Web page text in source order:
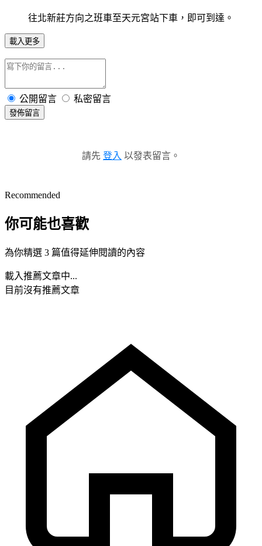
往北新莊方向之班車至天元宮站下車，即可到達。
載入更多
公開留言 私密留言
發佈留言
請先 登入 以發表留言。
Recommended
你可能也喜歡
為你精選 3 篇值得延伸閱讀的內容
載入推薦文章中...
目前沒有推薦文章